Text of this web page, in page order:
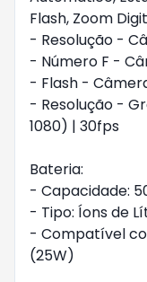
Flash, Zoom
- Resolução -
- Número F -
- Flash -
- Resolução -
1080) | 30fps
Bateria:
- Capacidade:
- Tipo: Íons de
- Compatível
(25W)